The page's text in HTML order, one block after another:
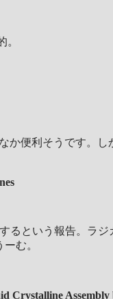
か便利そうです。
という報告。ラ
む。